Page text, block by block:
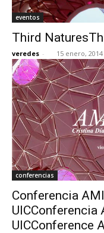
eventos
Third
veredes - 15 enero, 2014
conferencias
Conferencia
UICConferencia
UICConference